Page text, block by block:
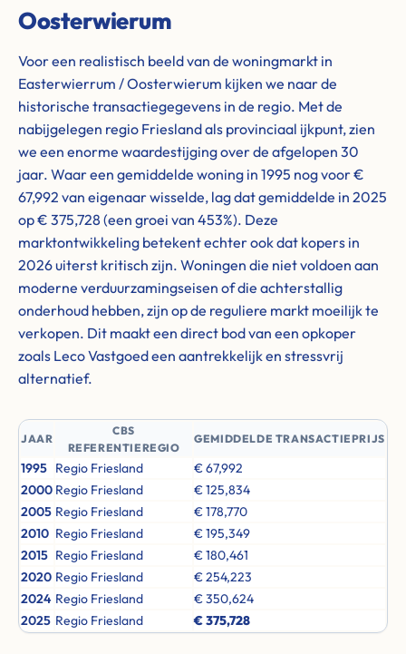
Oosterwierum
Voor een realistisch beeld van de woningmarkt in
Easterwierrum / Oosterwierum kijken we naar de
historische transactiegegevens in de regio. Met de
nabijgelegen regio Friesland als provinciaal ijkpunt, zien
we een enorme waardestijging over de afgelopen 30
jaar. Waar een gemiddelde woning in 1995 nog voor €
67,992 van eigenaar wisselde, lag dat gemiddelde in 2025
op € 375,728 (een groei van 453%). Deze
marktontwikkeling betekent echter ook dat kopers in
2026 uiterst kritisch zijn. Woningen die niet voldoen aan
moderne verduurzamingseisen of die achterstallig
onderhoud hebben, zijn op de reguliere markt moeilijk te
verkopen. Dit maakt een direct bod van een opkoper
zoals Leco Vastgoed een aantrekkelijk en stressvrij
alternatief.
JAAR
CBS
REFERENTIEREGIO
GEMIDDELDE TRANSACTIEPRIJS
1995 Regio Friesland
€ 67,992
2000 Regio Friesland
€ 125,834
2005 Regio Friesland
€ 178,770
2010 Regio Friesland
€ 195,349
2015 Regio Friesland
€ 180,461
2020 Regio Friesland
€ 254,223
2024 Regio Friesland
€ 350,624
2025 Regio Friesland € 375,728